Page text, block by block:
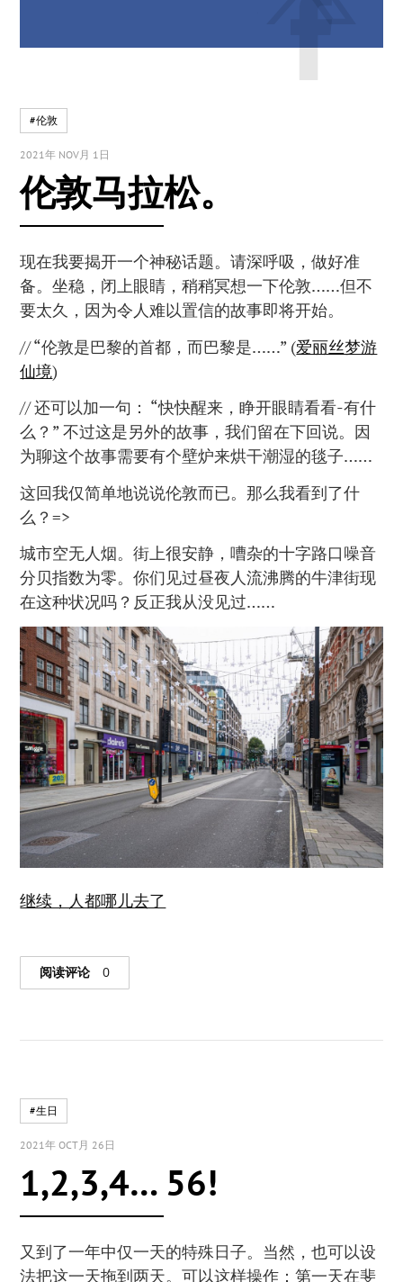
#伦敦
2021年 NOV月 1日
伦敦马拉松。
现在我要揭开一个神秘话题。请深呼吸，做好准
备。坐稳，闭上眼睛，稍稍冥想一下伦敦……但不
要太久，因为令人难以置信的故事即将开始。
// “伦敦是巴黎的首都，而巴黎是……” (爱丽丝梦游
仙境)
// 还可以加一句： “快快醒来，睁开眼睛看看-有什
么？” 不过这是另外的故事，我们留在下回说。因
为聊这个故事需要有个壁炉来烘干潮湿的毯子……
这回我仅简单地说说伦敦而已。那么我看到了什
么？=>
城市空无人烟。街上很安静，嘈杂的十字路口噪音
分贝指数为零。你们见过昼夜人流沸腾的牛津街现
在这种状况吗？反正我从没见过……
继续，人都哪儿去了
阅读评论 0
#生日
2021年 OCT月 26日
1,2,3,4… 56!
又到了一年中仅一天的特殊日子。当然，也可以设
法把这一天拖到两天。可以这样操作：第一天在斐